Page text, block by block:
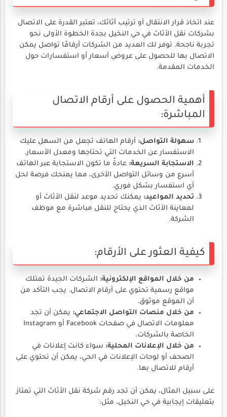
عند اتخاذ قرار الانتقال أو ترتيب أثاثك، تعتبر القدرة على الاتصال
بشركات نقل الأثاث في حي النخيل بجدة الخطوة الأولى نحو
تجربة ناجحة. توفر لك العديد من الشركات أرقامًا تواصل يمكن
الاتصال بها للحصول على عروض أسعار أو استفسارات حول
الخدمات المقدمة.
أهمية الحصول على أرقام الاتصال
المباشرة:
سهولة التواصل: أرقام الهاتف تجعل من السهل عليك
الاستفسار عن الخدمات التي تحتاجها ومعدل الأسعار.
الاستجابة السريعة: عادةً ما تكون الاستجابة عبر الهاتف
أسرع من وسائل التواصل الأخرى، مما يمنحك فرصة لحل
أي استفسار بشكل فوري.
تحديد المواعيد: يمكنك تحديد موعد لنقل الأثاث أو
لمعاينة الأثاث الذي يحتاج للنقل مباشرة مع موظف
الشركة.
كيفية العثور على الأرقام:
من خلال المواقع الإلكترونية: الشركات الجيدة تمتلك
مواقع رسمية تحتوي على أرقام الاتصال. يجب التأكد من
أن الموقع موثوق.
من خلال منصات التواصل الاجتماعي: يمكن أن تجد
معلومات الاتصال في صفحات Facebook أو Instagram
الخاصة بالشركات.
من خلال الإعلانات المحلية: سواء كانت إعلانات في
الصحف أو لوحات الإعلانات في الحي، يمكن أن تحتوي على
أرقام للاتصال بها.
على سبيل المثال، يمكن أن تجد رقم شركة نقل الأثاث التي تمتاز
بتعليقات إيجابية في حي النخيل، مثل: